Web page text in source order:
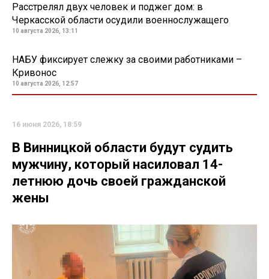
Расстрелял двух человек и поджег дом: в
Черкасской области осудили военнослужащего
10 августа 2026, 13:11
НАБУ фиксирует слежку за своими работниками –
Кривонос
10 августа 2026, 12:57
16 июня 2026, 18:59
В Винницкой области будут судить
мужчину, который насиловал 14-
летнюю дочь своей гражданской
жены